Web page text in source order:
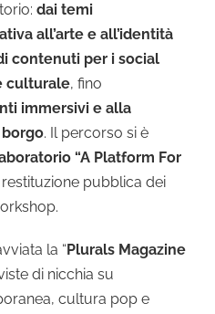
dai temi
all’arte e all’identità
contenuti per i social
culturale, fino
immersivi e alla
. Il percorso si è
“A Platform For
pubblica dei
la “Plurals Magazine
di nicchia su
cultura pop e